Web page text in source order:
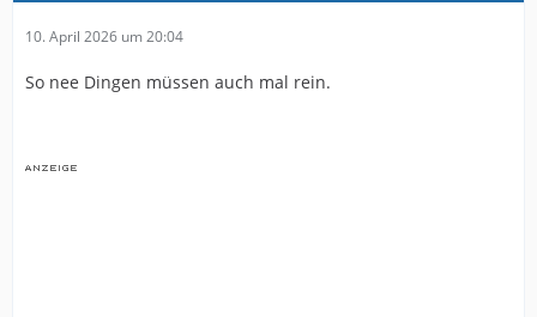
10. April 2026 um 20:04
So nee Dingen müssen auch mal rein.